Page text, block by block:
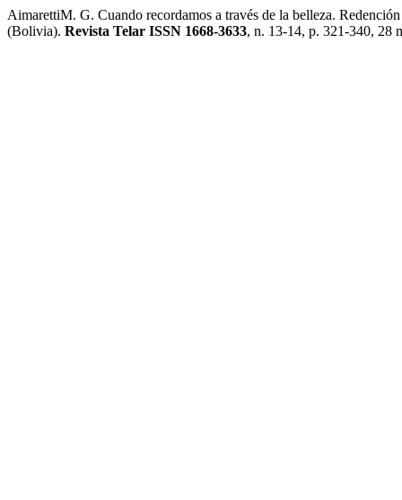
AimarettiM. G. Cuando recordamos a través de la belleza.
(Bolivia). Revista Telar ISSN 1668-3633, n. 13-14, p. 321-340, 28